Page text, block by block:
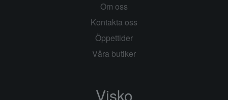
Om oss
Kontakta oss
Öppettider
Våra butiker
Visko